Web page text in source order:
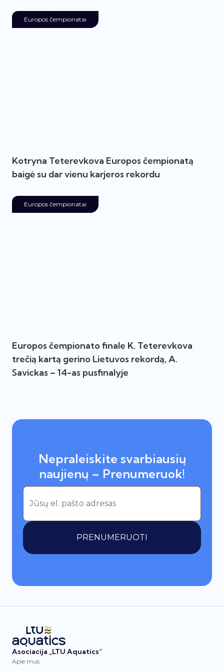
Europos čempionatai
Kotryna Teterevkova Europos čempionatą
baigė su dar vienu karjeros rekordu
Europos čempionatai
Europos čempionato finale K. Teterevkova
trečią kartą gerino Lietuvos rekordą, A.
Savickas – 14-as pusfinalyje
Nepraleiskite svarbiausių
naujienų – Prenumeruok!
PRENUMERUOTI
Asociacija „LTU Aquatics“
Apie mus